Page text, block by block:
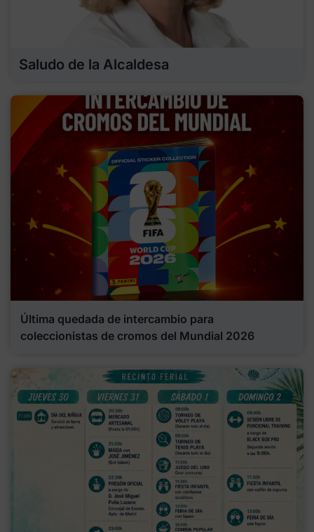
Saludo de la Alcaldesa
Última quedada de intercambio para
coleccionistas de cromos del Mundial 2026